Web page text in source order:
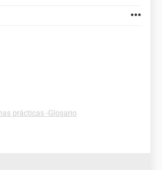
prácticas -Glosario